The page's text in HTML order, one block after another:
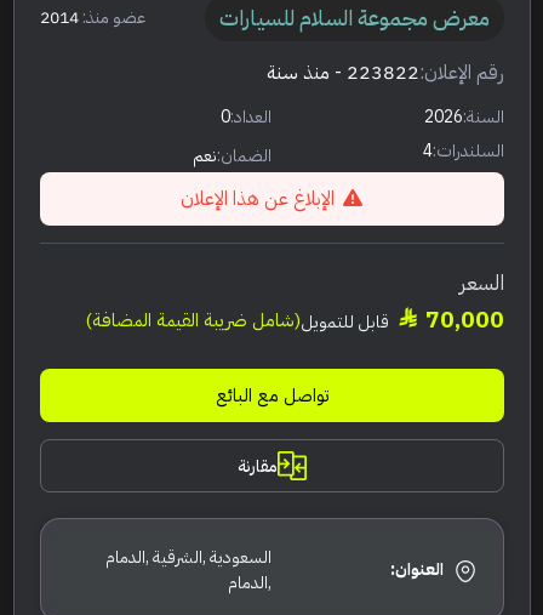
معرض مجموعة السلام للسيارات عضو منذ:2014
رقم الإعلان:223822 - منذ سنة
السنة:2026 العداد:0
السلندرات:4 الضمان:نعم
الإبلاغ عن هذا الإعلان
السعر
70,000 قابل للتمويل(شامل ضريبة القيمة المضافة)
تواصل مع البائع
مقارنة
العنوان:
السعودية ,الشرقية ,الدمام
,الدمام